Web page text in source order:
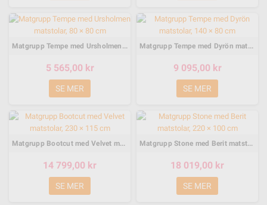
Matgrupp Tempe med Ursholmen matstolar, 80 × 80 cm
5 565,00 kr
SE MER
Matgrupp Tempe med Dyrön matstolar, 140 × 80 cm
9 095,00 kr
SE MER
Matgrupp Bootcut med Velvet matstolar, 230 × 115 cm
14 799,00 kr
SE MER
Matgrupp Stone med Berit matstolar, 220 × 100 cm
18 019,00 kr
SE MER